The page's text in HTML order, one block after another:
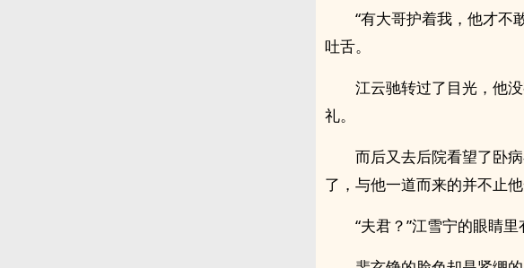
“有大哥护着我，他才不
吐舌。
江云驰转过了目光，他
礼。
而后又去后院看望了卧
了，与他一道而来的并不止
“夫君？”江雪宁的眼睛里